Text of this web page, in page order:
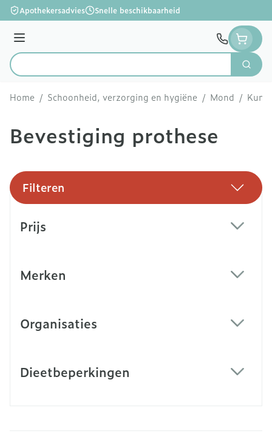
Ga naar de inhoud
Apothekersadvies Snelle beschikbaarheid
Menu
Product, merk, categorie...
Zoek
Home / Schoonheid, verzorging en hygiëne / Mond /
Bevestiging prothese
Filteren
Prijs
Merken
Organisaties
Dieetbeperkingen